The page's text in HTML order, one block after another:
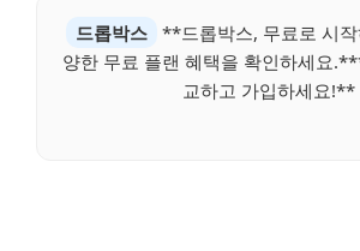
드롭박스
**드롭박스, 무료로 시
양한 무료 플랜 혜택을 확인하세요
교하고 가입하세요!**